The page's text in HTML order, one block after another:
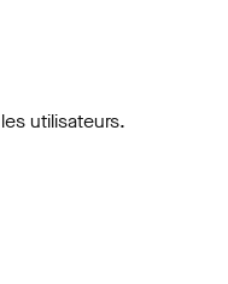
utilisateurs.